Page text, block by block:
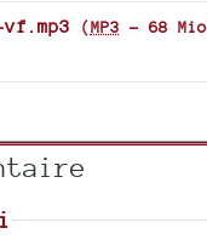
(MP3 - 68 Mio